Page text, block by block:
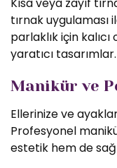
tırnak
parlaklık için
yaratıcı tasarımlar.
Manikür ve
Ellerinize ve
Profesyonel
estetik hem de